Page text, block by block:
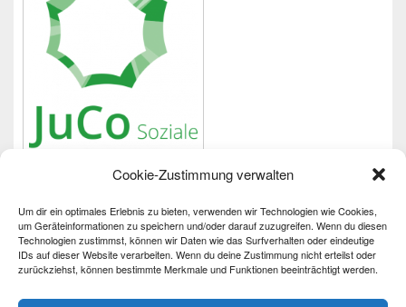
Cookie-Zustimmung verwalten
Um dir ein optimales Erlebnis zu bieten, verwenden wir Technologien wie Cookies,
um Geräteinformationen zu speichern und/oder darauf zuzugreifen. Wenn du diesen
Technologien zustimmst, können wir Daten wie das Surfverhalten oder eindeutige
IDs auf dieser Website verarbeiten. Wenn du deine Zustimmung nicht erteilst oder
zurückziehst, können bestimmte Merkmale und Funktionen beeinträchtigt werden.
Wichtiges
Impressum
Barrierefreiheit